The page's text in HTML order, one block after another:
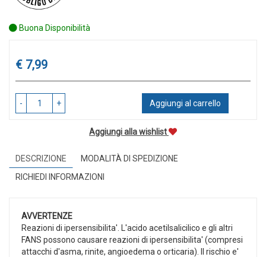
Buona Disponibilità
Prezzo
€ 7,99
- + Aggiungi al carrello
Aggiungi alla wishlist
DESCRIZIONE
MODALITÀ DI SPEDIZIONE
RICHIEDI INFORMAZIONI
AVVERTENZE
Reazioni di ipersensibilita'. L'acido acetilsalicilico e gli altri
FANS possono causare reazioni di ipersensibilita' (compresi
attacchi d'asma, rinite, angioedema o orticaria). Il rischio e'